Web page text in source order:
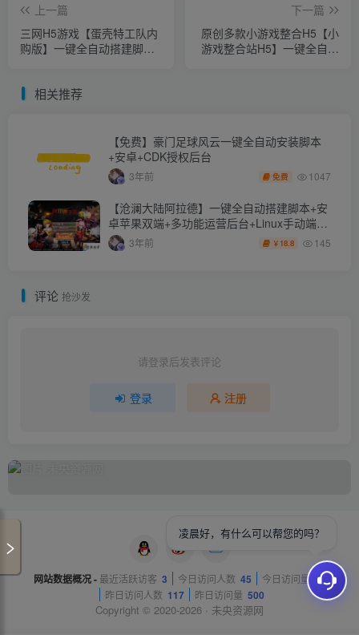
上一篇
三网H5游戏【蛋壳特工队内
购版】一键全自动搭建脚本
下一篇
原创多款小游戏整合H5【小
游戏整合站H5】一键全自动
相关推荐
【免费】豪门足球风云一键全自动安装脚本
+安卓+CDK授权后台
3年前 免费 1047
【沧澜大陆阿拉德】一键全自动搭建脚本+安
卓苹果双端+多功能运营后台+Linux手动端
+详细手动教程。
3年前 ￥ 18.8 145
评论 抢沙发
请登录后发表评论
登录 注册
网站数据概况 - 最近活跃访客 3 今日访问人数 45 今日访问量 81
昨日访问人数 117 昨日访问量 500
Copyright © 2020-2026 · 未央资源网
凌晨好，有什么可以帮您的吗？